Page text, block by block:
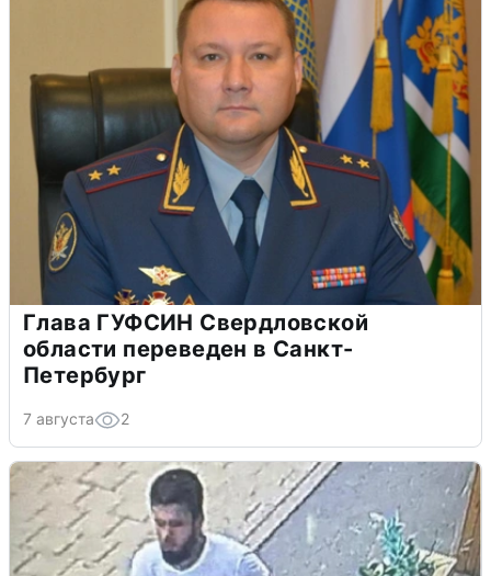
Глава ГУФСИН Свердловской
области переведен в Санкт-
Петербург
7 августа 2